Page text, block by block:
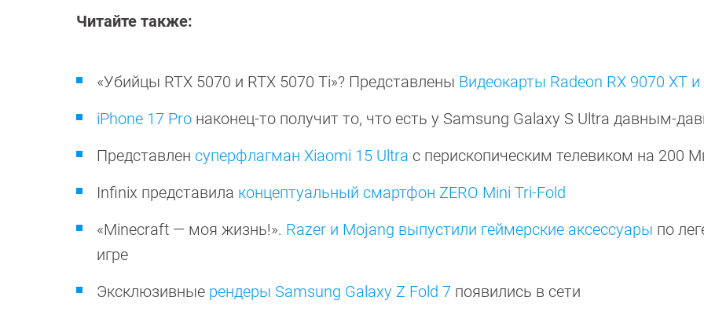
Читайте также:
«Убийцы RTX 5070 и RTX 5070 Ti»? Представлены Видеокарты Radeon RX 9070 XT и
iPhone 17 Pro наконец-то получит то, что есть у Samsung Galaxy S Ultra давным-
Представлен суперфлагман Xiaomi 15 Ultra с перископическим телевиком на 200
Infinix представила концептуальный смартфон ZERO Mini Tri-Fold
«Minecraft — моя жизнь!». Razer и Mojang выпустили геймерские аксессуары по
игре
Эксклюзивные рендеры Samsung Galaxy Z Fold 7 появились в сети